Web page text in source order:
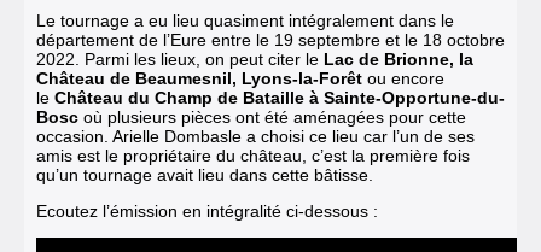
Le tournage a eu lieu quasiment intégralement dans le
département de l’Eure entre le 19 septembre et le 18 octobre
2022. Parmi les lieux, on peut citer le Lac de Brionne, la
Château de Beaumesnil, Lyons-la-Forêt ou encore
le Château du Champ de Bataille à Sainte-Opportune-du-
Bosc où plusieurs pièces ont été aménagées pour cette
occasion. Arielle Dombasle a choisi ce lieu car l’un de ses
amis est le propriétaire du château, c’est la première fois
qu’un tournage avait lieu dans cette bâtisse.
Ecoutez l’émission en intégralité ci-dessous :